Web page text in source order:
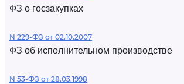
ФЗ о госзакупках
N 229-ФЗ от 02.10.2007
ФЗ об исполнительном производстве
N 53-ФЗ от 28.03.1998